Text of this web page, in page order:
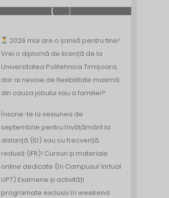
2026 mai are o șansă pentru tine!
Vrei o diplomă de licență de la
Universitatea Politehnica Timișoara,
dar ai nevoie de flexibilitate maximă
din cauza jobului sau a familiei?
Înscrie-te la sesiunea de
septembrie pentru învățământ la
distanță (ID) sau cu frecvență
redusă (IFR)! Cursuri și materiale
online dedicate (în Campusul Virtual
UPT) Examene și activități
programate exclusiv în weekend